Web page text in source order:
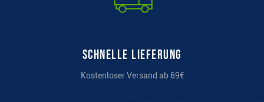
Schnelle Lieferung
Kostenloser Versand ab 69€